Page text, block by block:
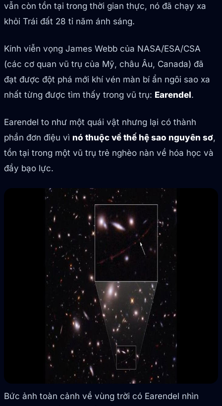
vẫn còn tồn tại trong thời gian thực, nó đã chạy xa
khỏi Trái đất 28 tỉ năm ánh sáng.
Kính viễn vọng James Webb của NASA/ESA/CSA
(các cơ quan vũ trụ của Mỹ, châu Âu, Canada) đã
đạt được đột phá mới khí vén màn bí ẩn ngôi sao xa
nhất từng được tìm thấy trong vũ trụ: Earendel.
Earendel to như một quái vật nhưng lại có thành
phần đơn điệu vì nó thuộc về thế hệ sao nguyên sơ,
tồn tại trong một vũ trụ trẻ nghèo nàn về hóa học và
đầy bạo lực.
Bức ảnh toàn cảnh về vùng trời có Earendel nhìn